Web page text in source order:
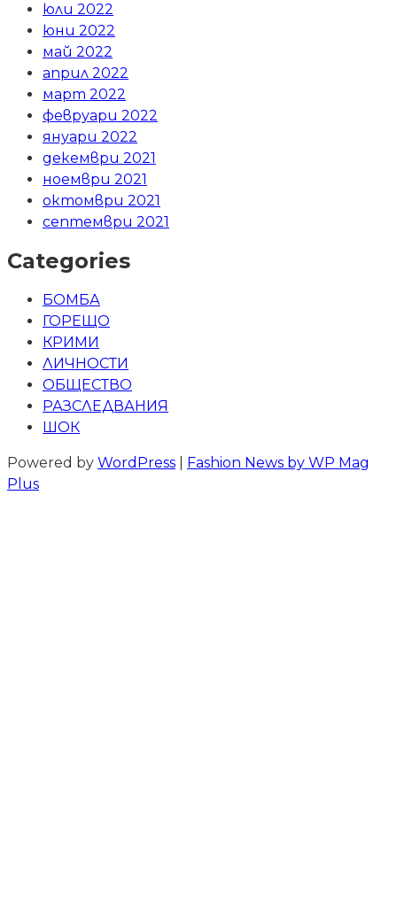
юли 2022
юни 2022
май 2022
април 2022
март 2022
февруари 2022
януари 2022
декември 2021
ноември 2021
октомври 2021
септември 2021
Categories
БОМБА
ГОРЕЩО
КРИМИ
ЛИЧНОСТИ
ОБЩЕСТВО
РАЗСЛЕДВАНИЯ
ШОК
Powered by WordPress
Fashion News by WP Mag
Plus